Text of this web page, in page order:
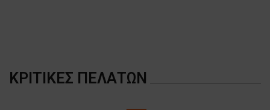
ΚΡΙΤΙΚΈΣ ΠΕΛΑΤΏΝ